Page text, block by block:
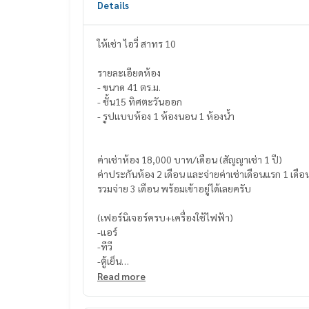
Details
ให้เช่า ไอวี่ สาทร 10
รายละเอียดห้อง
- ขนาด 41 ตร.ม.
- ชั้น15 ทิศตะวันออก
- รูปแบบห้อง 1 ห้องนอน 1 ห้องน้ำ
ค่าเช่าห้อง 18,000 บาท/เดือน (สัญญาเช่า 1 ปี)
ค่าประกันห้อง 2 เดือน และจ่ายค่าเช่าเดือนแรก 1 เดือ
รวมจ่าย 3 เดือน พร้อมเข้าอยู่ได้เลยครับ
(เฟอร์นิเจอร์ครบ+เครื่องใช้ไฟฟ้า)
-แอร์
-ทีวี
-ตู้เย็น
-ไมโครเวฟ
Read more